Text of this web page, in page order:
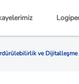
ve Dijitalleşme